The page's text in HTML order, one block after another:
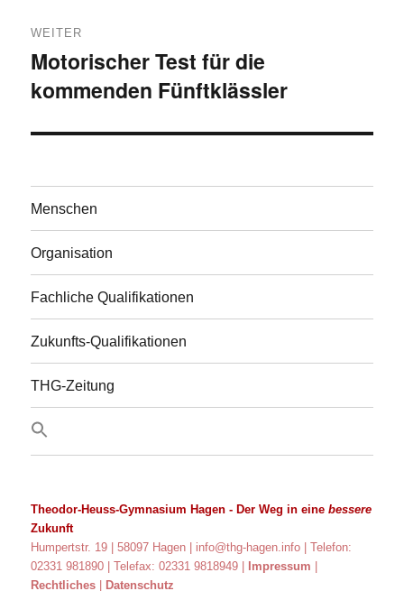
WEITER
Nächster
Beitrag:
Motorischer Test für die
kommenden Fünftklässler
Menschen
Organisation
Fachliche Qualifikationen
Zukunfts-Qualifikationen
THG-Zeitung
Theodor-Heuss-Gymnasium Hagen - Der Weg in einebessere
Zukunft
Humpertstr. 19 | 58097 Hagen | info@thg-hagen.info
| Telefon:
02331 981890 | Telefax: 02331 9818949 |
Impressum
Rechtliches
Datenschutz